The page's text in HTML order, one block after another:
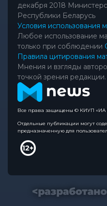
декабря 2018
Республики Беларусь
Условия использования
Любое использование
только при соблюдении
Правила цитирования
Мнения и взгляды
точкой зрения редакции.
Все права защищены © КИУП «ИА
Отдельные публикации могут
предназначенную для